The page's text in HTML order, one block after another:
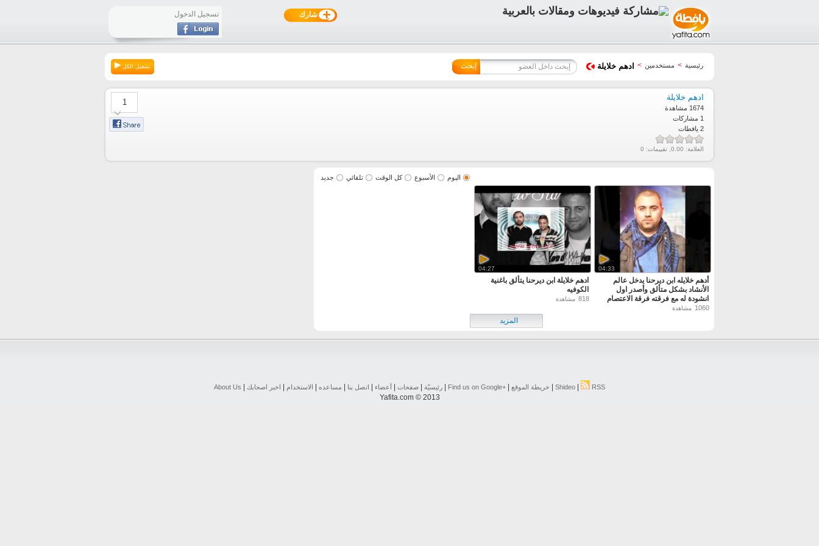
شارك تسجيل الدخول
رئيسية > مستخدمين > ادهم خلايلة تشغيل الكل إبحث
ادهم خلايلة
1674 مشاهدة
1 مشاركات
2 يافطات
العلامة: 0.00 , تقييمات: 0
1
اليوم الأسبوع كل الوقت تلقائي جديد
04:33
أدهم خلايله ابن ديرحنا يدخل عالم
الأنشاد بشكل متألق وأصدر اول
انشودة له مع فرقته فرقة الاعتصام
بعنوان مالنا مولى سوى الله
1060 مشاهدة
04:27
ادهم خلايلة ابن ديرحنا يتألق باغنية
الكوفيه
818 مشاهدة
المزيد
Shideo RSS خريطة الموقع Find us on ‪Google+‬‏ رئيسيّة صفحات أعضاء اتصل بنا مساعده الاستخدام اخبر اصحابك About Us
Yafita.com © 2013